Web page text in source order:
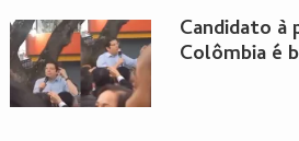
Candidato à
Colômbia é